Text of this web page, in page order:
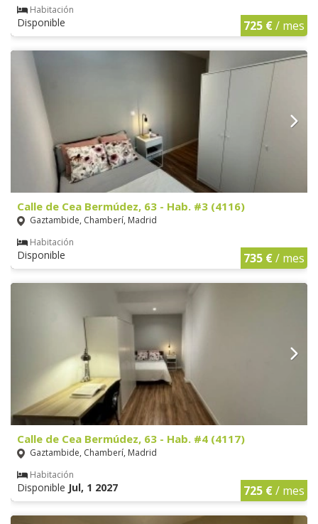
Habitación
Disponible 725 €/ mes
Calle de Cea Bermúdez, 63 - Hab. #3 (4116)
Gaztambide, Chamberí, Madrid
Habitación
Disponible 735 €/ mes
Calle de Cea Bermúdez, 63 - Hab. #4 (4117)
Gaztambide, Chamberí, Madrid
Habitación
Disponible Jul, 1 2027 725 €/ mes